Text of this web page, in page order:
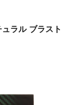
ラル ブラスト